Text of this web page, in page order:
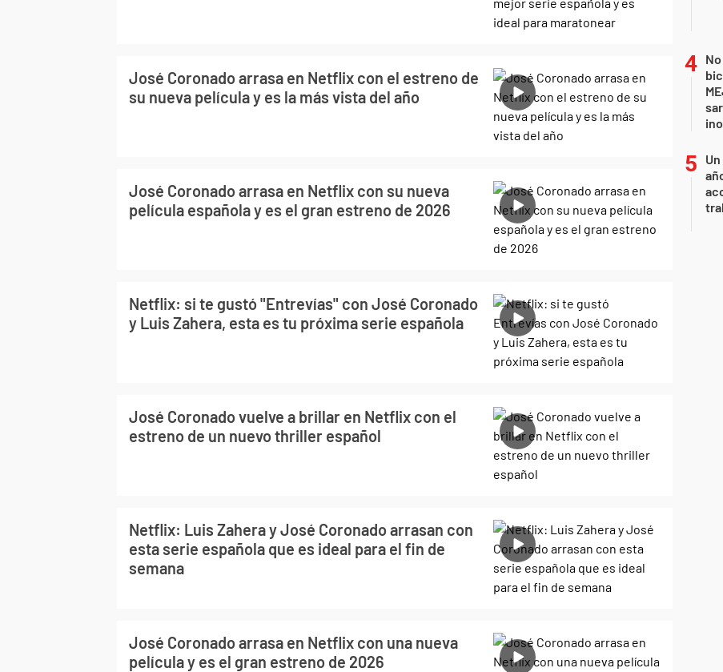
José Coronado arrasa en Netflix con el estreno de
su nueva película y es la más vista del año
José Coronado arrasa en Netflix con su nueva
película española y es el gran estreno de 2026
Netflix: si te gustó "Entrevías" con José Coronado
y Luis Zahera, esta es tu próxima serie española
José Coronado vuelve a brillar en Netflix con el
estreno de un nuevo thriller español
Netflix: Luis Zahera y José Coronado arrasan con
esta serie española que es ideal para el fin de
semana
José Coronado arrasa en Netflix con una nueva
película y es el gran estreno de 2026